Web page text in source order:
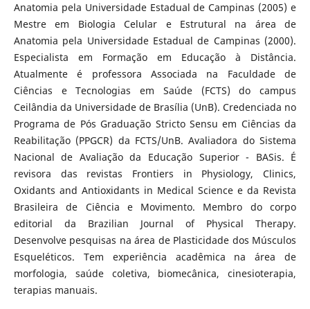
Anatomia pela Universidade Estadual de Campinas (2005) e
Mestre em Biologia Celular e Estrutural na área de
Anatomia pela Universidade Estadual de Campinas (2000).
Especialista em Formação em Educação à Distância.
Atualmente é professora Associada na Faculdade de
Ciências e Tecnologias em Saúde (FCTS) do campus
Ceilândia da Universidade de Brasília (UnB). Credenciada no
Programa de Pós Graduação Stricto Sensu em Ciências da
Reabilitação (PPGCR) da FCTS/UnB. Avaliadora do Sistema
Nacional de Avaliação da Educação Superior - BASis. É
revisora das revistas Frontiers in Physiology, Clinics,
Oxidants and Antioxidants in Medical Science e da Revista
Brasileira de Ciência e Movimento. Membro do corpo
editorial da Brazilian Journal of Physical Therapy.
Desenvolve pesquisas na área de Plasticidade dos Músculos
Esqueléticos. Tem experiência acadêmica na área de
morfologia, saúde coletiva, biomecânica, cinesioterapia,
terapias manuais.